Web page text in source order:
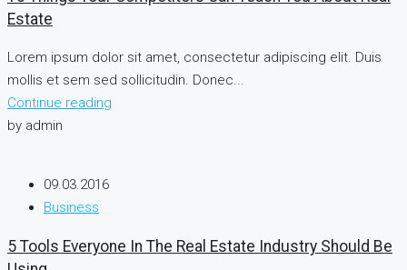
Estate
Lorem ipsum dolor sit amet, consectetur adipiscing elit. Duis
mollis et sem sed sollicitudin. Donec...
Continue reading
by admin
09.03.2016
Business
5 Tools Everyone In The Real Estate Industry Should Be